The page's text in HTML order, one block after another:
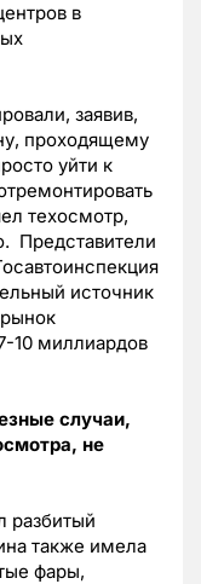
в
заявив,
проходящему
уйти к
техосмотр,
Представители
источник
10 миллиардов
случаи,
не
разбитый
также имела
фары,